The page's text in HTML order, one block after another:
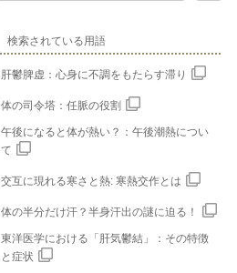
検索されている用語
肝鬱脾虚：心身に不調をもたらす滞り
体の司令塔：任脈の役割
午後になると体が熱い？：午後潮熱につい
て
交互に現れる寒さと熱: 寒熱交作とは
体の半分だけ汗？半身汗出の謎に迫る！
東洋医学における「肝気鬱結」：その特徴
と症状